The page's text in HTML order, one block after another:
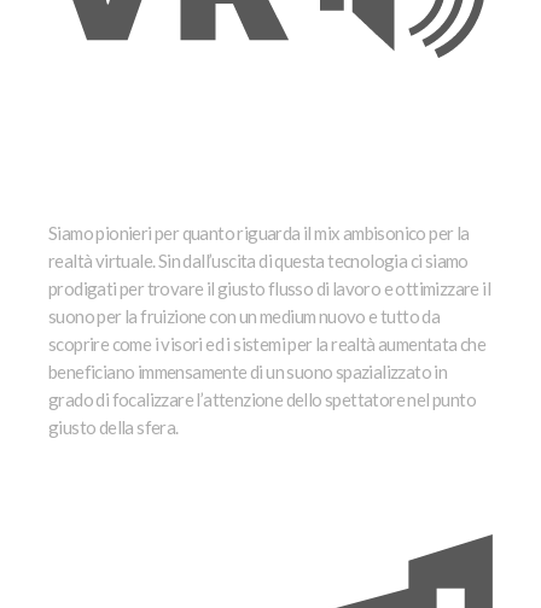
Siamo pionieri per quanto riguarda il mix ambisonico per la
realtà virtuale. Sin dall’uscita di questa tecnologia ci siamo
prodigati per trovare il giustoflusso di lavoro e ottimizzare il
suono per la fruizione con un medium nuovo e tutto da
scoprire come i visori ed i sistemi per la realtà aumentata che
beneficiano immensamente di un suono spazializzato in
grado di focalizzare l’attenzione dello spettatore nel punto
giusto della sfera.